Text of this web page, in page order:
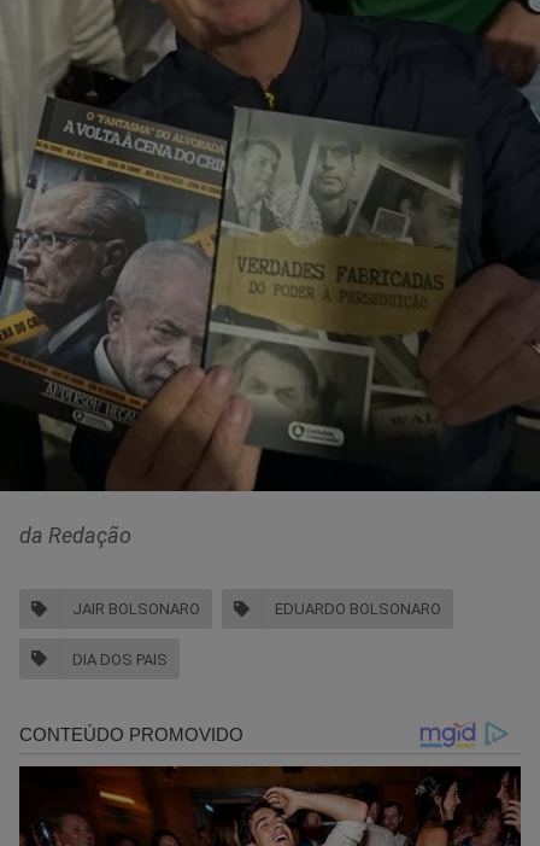
da Redação
JAIR BOLSONARO EDUARDO BOLSONARO
DIA DOS PAIS